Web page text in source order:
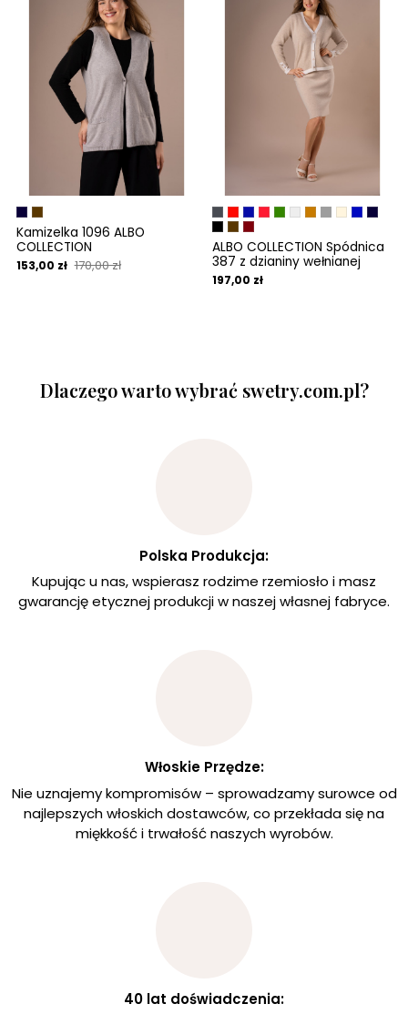
Kamizelka 1096 ALBO
COLLECTION
153,00 zł 170,00 zł
ALBO COLLECTION Spódnica
387 z dzianiny wełnianej
197,00 zł
Dlaczego warto wybrać swetry.com.pl?
Polska Produkcja:
Kupując u nas, wspierasz rodzime rzemiosło i masz
gwarancję etycznej produkcji w naszej własnej fabryce.
Włoskie Przędze:
Nie uznajemy kompromisów – sprowadzamy surowce od
najlepszych włoskich dostawców, co przekłada się na
miękkość i trwałość naszych wyrobów.
40 lat doświadczenia: